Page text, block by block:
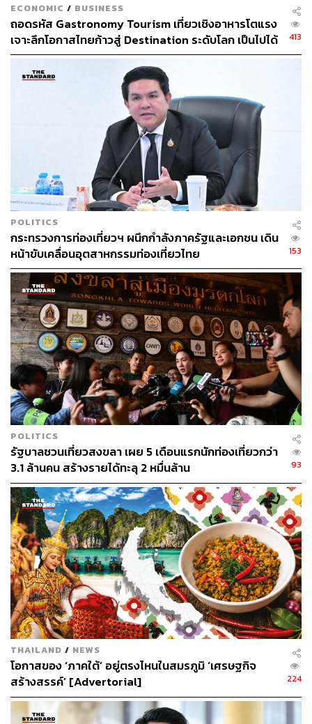
ECONOMIC / BUSINESS
ถอดรหัส Gastronomy Tourism เที่ยวเชิงอาหารโตแรง
เจาะลึกโอกาสไทยก้าวสู่ Destination ระดับโลก เป็นไปได้
แค่ไหน
413
POLITICS
กระทรวงการท่องเที่ยวฯ ผนึกกำลังภาครัฐและเอกชน เดิน
หน้าขับเคลื่อนอุตสาหกรรมท่องเที่ยวไทย
153
POLITICS
รัฐบาลชวนเที่ยวสงขลา เผย 5 เดือนแรกนักท่องเที่ยวกว่า
3.1 ล้านคน สร้างรายได้ทะลุ 2 หมื่นล้าน
93
THAILAND / NEWS
โอกาสของ ‘ภาคใต้’ อยู่ตรงไหนในสมรภูมิ ‘เศรษฐกิจ
สร้างสรรค์’ [Advertorial]
224